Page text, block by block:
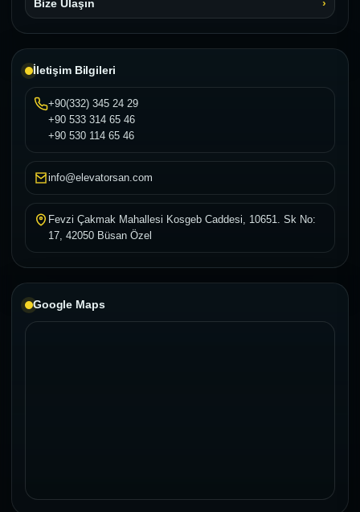
Bize Ulaşın
İletişim Bilgileri
+90(332) 345 24 29
+90 533 314 65 46
+90 530 114 65 46
info@elevatorsan.com
Fevzi Çakmak Mahallesi Kosgeb Caddesi, 10651. Sk No:
17, 42050 Büsan Özel
Google Maps